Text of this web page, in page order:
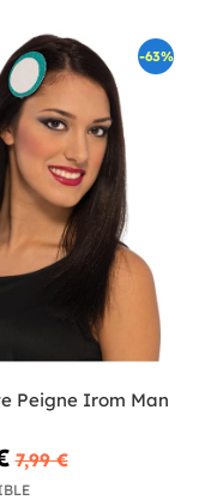
-63%
Peigne Irom Man
7,99 €